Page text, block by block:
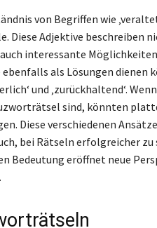
von Begriffen wie
Diese Adjektive beschreiben
interessante
als Lösungen dienen
und ‚zurückhaltend‘.
sind, könnten
Diese verschiedenen
bei Rätseln erfolgreicher zu
Bedeutung eröffnet neue